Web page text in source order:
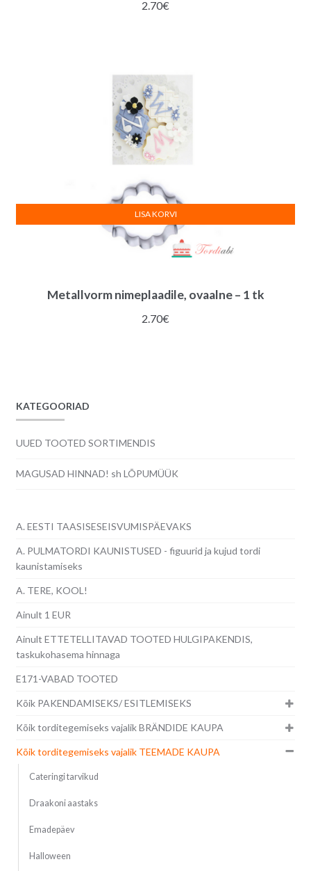
2.70€
Metallvorm nimeplaadile, ovaalne – 1 tk
2.70€
LISA KORVI
KATEGOORIAD
UUED TOOTED SORTIMENDIS
MAGUSAD HINNAD! sh LÕPUMÜÜK
A. EESTI TAASISESEISVUMISPÄEVAKS
A. PULMATORDI KAUNISTUSED - figuurid ja kujud tordi
kaunistamiseks
A. TERE, KOOL!
Ainult 1 EUR
Ainult ETTETELLITAVAD TOOTED HULGIPAKENDIS,
taskukohasema hinnaga
E171-VABAD TOOTED
Kõik PAKENDAMISEKS/ ESITLEMISEKS
Kõik torditegemiseks vajalik BRÄNDIDE KAUPA
Kõik torditegemiseks vajalik TEEMADE KAUPA
Cateringi tarvikud
Draakoni aastaks
Emadepäev
Halloween